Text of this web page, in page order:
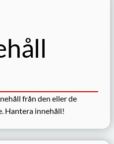
från den eller de
Hantera innehåll!